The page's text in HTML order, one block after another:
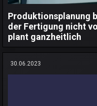
Produktionsplanung
der Fertigung nicht
plant ganzheitlich
30.06.2023